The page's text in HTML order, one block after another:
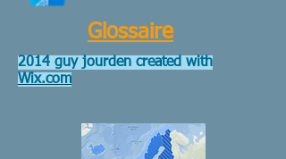
Glossaire
2014 guy jourden created with
Wix.com